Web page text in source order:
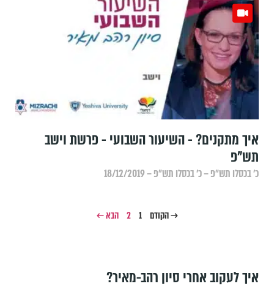
איך מתקנים? - השיעור השבועי - פרשת וישב
תש"פ
כ׳ בכסלו תש״פ – כ׳ בכסלו תש״פ – 18/12/2019
→ הקודם 1
2 הבא ←
איך לעקוב אחרי סיון רהב-מאיר?